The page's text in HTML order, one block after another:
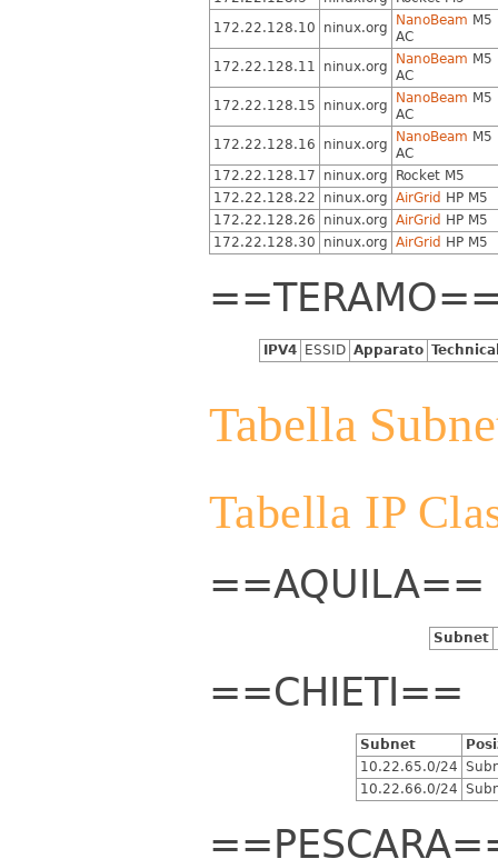
172.22.128.10
ninux.org NanoBeam M5
AC
172.22.128.11
ninux.org NanoBeam M5
AC
172.22.128.15
ninux.org NanoBeam M5
AC
172.22.128.16
ninux.org NanoBeam M5
AC
172.22.128.17
ninux.org
Rocket M5
172.22.128.22
ninux.org AirGrid HP M5
172.22.128.26
ninux.org AirGrid HP M5
172.22.128.30
ninux.org AirGrid HP M5
IPV4 ESSID Apparato
Tabella
Tabella IP
==AQUILA==
Subnet
==CHIETI==
Subnet
10.22.65.0/24
10.22.66.0/24